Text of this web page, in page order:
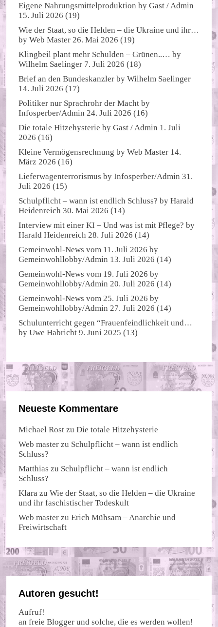
Eigene Nahrungsmittelproduktion byGast / Admin
15. Juli 2026 (19)
Wie der Staat, so die Helden – die Ukraine und ihr…
byWeb Master 26. Mai 2026 (19)
Klingbeil plant mehr Schulden – Grünen..… by
Wilhelm Saelinger 7. Juli 2026 (18)
Brief an den Bundeskanzler byWilhelm Saelinger
14. Juli 2026 (17)
Politiker nur Sprachrohr der Macht by
Infosperber/Admin 24. Juli 2026 (16)
Die totale Hitzehysterie byGast / Admin 1. Juli
2026 (16)
Kleine Vermögensrechnung byWeb Master 14.
März 2026 (16)
Lieferwagenterrorismus byInfosperber/Admin 31.
Juli 2026 (15)
Schulpflicht – wann ist endlich Schluss? byHarald
Heidenreich 30. Mai 2026 (14)
Interview mit einer KI – Und was ist mit Pflege? by
Harald Heidenreich 28. Juli 2026 (14)
Gemeinwohl-News vom 11. Juli 2026 by
Gemeinwohllobby/Admin 13. Juli 2026 (14)
Gemeinwohl-News vom 19. Juli 2026 by
Gemeinwohllobby/Admin 20. Juli 2026 (14)
Gemeinwohl-News vom 25. Juli 2026 by
Gemeinwohllobby/Admin 27. Juli 2026 (14)
Schulunterricht gegen “Frauenfeindlichkeit und…
byUwe Habricht 9. Juni 2025 (13)
Neueste Kommentare
Michael Rost zuDie totale Hitzehysterie
Web master zu Schulpflicht – wann ist endlich
Schluss?
Matthias zu Schulpflicht – wann ist endlich
Schluss?
Klara zuWie der Staat, so die Helden – die Ukraine
und ihr faschistischer Todeskult
Web master zuErich Mühsam – Anarchie und
Freiwirtschaft
Autoren gesucht!
Aufruf!
an freie Blogger und solche, die es werden wollen!